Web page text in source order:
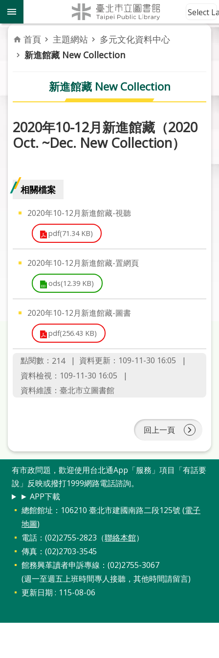
跳到主要內容區塊
到
館
資
訊
務
活
動
關
市
線
上
常
加
入
市
導
覽
閱
讀
常
Select
首頁 主題網站
多元文化資料中心
新進館藏 New Collection
新進館藏 New Collection
2020年10-12月新進館藏（2020
Oct. ~Dec. New Collection）
相關檔案
2020年10-12月新進館藏-視聽
pdf(71.34 KB)
2020年10-12月新進館藏-置網頁
ods(12.39 KB)
2020年10-12月新進館藏-圖書
pdf(256.43 KB)
點閱數： 214
資料更新：109-11-30 16:05
資料檢視：109-11-30 16:05
資料維護：臺北市立圖書館
回上一頁
有市政問題，歡迎使用台北通App「服務」項目「有話要
說」反映或撥打1999網路電話諮詢。
► APP下載
總館館址：106210 臺北市建國南路二段125號 (電子
地圖)
電話：(02)2755-2823（聯絡本館）
傳真：(02)2703-3545
館務興革讀者申訴專線：(02)2755-3067
(週一至週五上班時間專人接聽，其他時間請留言)
更新日期
115-08-06